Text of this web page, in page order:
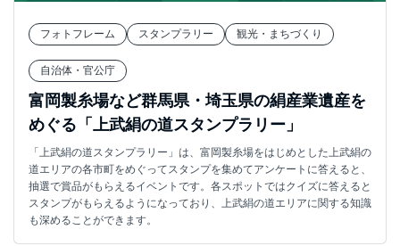
フォトフレーム スタンプラリー 観光・まちづくり
自治体・官公庁
富岡製糸場など群馬県・埼玉県の絹産業遺産を
めぐる「上武絹の道スタンプラリー」
「上武絹の道スタンプラリー」は、富岡製糸場をはじめとした上武絹の
道エリアの各市町をめぐってスタンプを集めてアンケートに答えると、
抽選で賞品がもらえるイベントです。各スポットではクイズに答えると
スタンプがもらえるようになっており、上武絹の道エリアに関する知識
も深めることができます。